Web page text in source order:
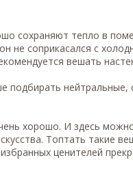
сохраняют тепло в
не соприкасался с
вешать
подбирать
хорошо. И здесь
Топтать
ценителей